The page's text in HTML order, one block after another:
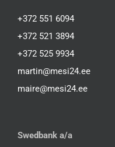
+372 551 6094
+372 521 3894
+372 525 9934
martin@mesi24.ee
maire@mesi24.ee
Swedbank a/a